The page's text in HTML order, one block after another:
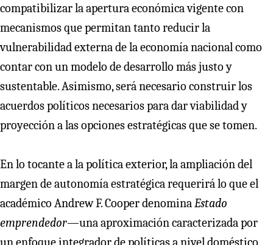
compatibilizar la apertura económica vigente con
mecanismos que permitan tanto reducir la
vulnerabilidad externa de la economía nacional como
contar con un modelo de desarrollo más justo y
sustentable. Asimismo, será necesario construir los
acuerdos políticos necesarios para dar viabilidad y
proyección a las opciones estratégicas que se tomen.
En lo tocante a la política exterior, la ampliación del
margen de autonomía estratégica requerirá lo que el
académico Andrew F. Cooper denominaEstado
emprendedor—una aproximación caracterizada por
un enfoque integrador de políticas a nivel doméstico